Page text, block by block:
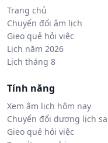
Trang chủ
Chuyển đổi âm lịch
Gieo quẻ hỏi việc
Lịch năm 2026
Lịch tháng 8
Tính năng
Xem âm lịch hôm nay
Chuyển đổi dương lịch
Gieo quẻ hỏi việc